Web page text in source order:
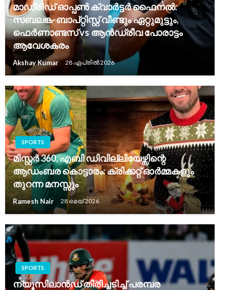
മാഡ്രിഡ് ഓപ്പൺ ക്വാർട്ടർ ഫൈനൽ:
സബലങ്ക-ബാപ്റ്റിസ്റ്റ് വീണ്ടും ഏറ്റുമുട്ടും,
ഫെർണാണ്ടസ് vs ആൻഡ്രീവ പോരാട്ടം
ആവേശകരം
Akshay Kumar 28 ഏപ്രിൽ 2026
SPORTS
മിസ്റ്റർ 360, എബി ഡിവില്ലിയേഴ്സിന്റെ
ആഡംബര കൊട്ടാരം: ക്രിക്കറ്റ് ഓർമ്മകളും
തുറന്ന മനസ്സും
Ramesh Nair 28 മെയ്‌ 2026
SPORTS
ന്യൂസിലാൻഡ് തിരിച്ചടിച്ച് പരമ്പര